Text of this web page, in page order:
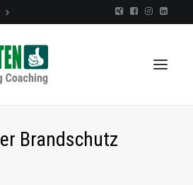
Brandschutz